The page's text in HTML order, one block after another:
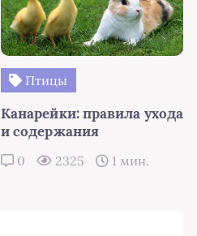
Птицы
Канарейки: правила ухода
и содержания
0 2325 1 мин.